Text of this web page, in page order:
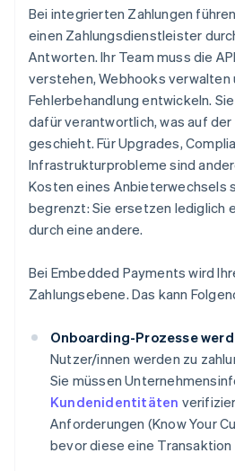
Bei integrierten Zahlungen
einen Zahlungsdienstleister
Antworten. Ihr Team muss die
verstehen, Webhooks verwalten
Fehlerbehandlung entwickeln.
dafür verantwortlich, was auf
geschieht. Für Upgrades,
Infrastrukturprobleme sind
Kosten eines Anbieterwechsels
begrenzt: Sie ersetzen lediglich
durch eine andere.
Bei Embedded Payments wird
Zahlungsebene. Das kann
Onboarding-Prozesse
Nutzer/innen werden zu
Sie müssen
Kundenidentitäten
Anforderungen (Know Your
bevor diese eine Transaktion